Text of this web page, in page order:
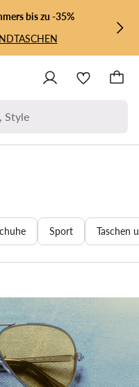
bis zu -35%
Style
Sport Taschen